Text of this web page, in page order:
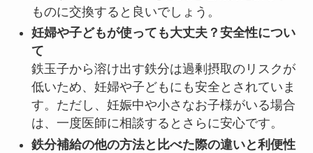
ものに交換すると良いでしょう。
妊婦や子どもが使っても大丈夫？安全性につい
て
鉄玉子から溶け出す鉄分は過剰摂取のリスクが
低いため、妊婦や子どもにも安全とされていま
す。ただし、妊娠中や小さなお子様がいる場合
は、一度医師に相談するとさらに安心です。
鉄分補給の他の方法と比べた際の違いと利便性